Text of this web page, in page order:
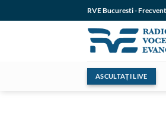
to
RVE Bucuresti -
ASCULTAȚI LIVE